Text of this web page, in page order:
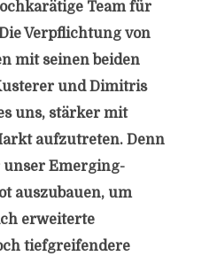
Team für
Verpflichtung von
mit seinen beiden
und Dimitris
uns, stärker mit
aufzutreten. Denn
Emerging-
auszubauen, um
erweiterte
tiefgreifendere